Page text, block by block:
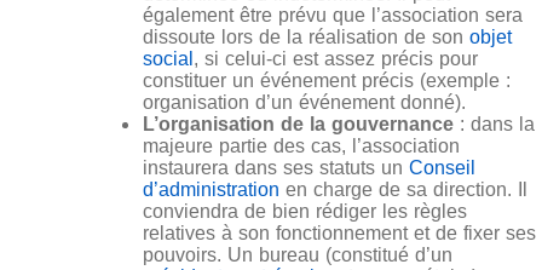
également être prévu que l’association sera
dissoute lors de la réalisation de son objet
social, si celui-ci est assez précis pour
constituer un événement précis (exemple :
organisation d’un événement donné).
L’organisation de la gouvernance : dans la
majeure partie des cas, l’association
instaurera dans ses statuts un Conseil
d’administration en charge de sa direction. Il
conviendra de bien rédiger les règles
relatives à son fonctionnement et de fixer ses
pouvoirs. Un bureau (constitué d’un